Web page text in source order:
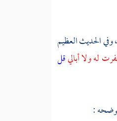
الحديث العظيم
له ولا أباليقل
: